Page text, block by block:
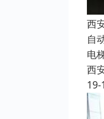
西
自
电
西
19-